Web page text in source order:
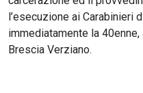
l’esecuzione ai Carabinieri
immediatamente la
Brescia Verziano.